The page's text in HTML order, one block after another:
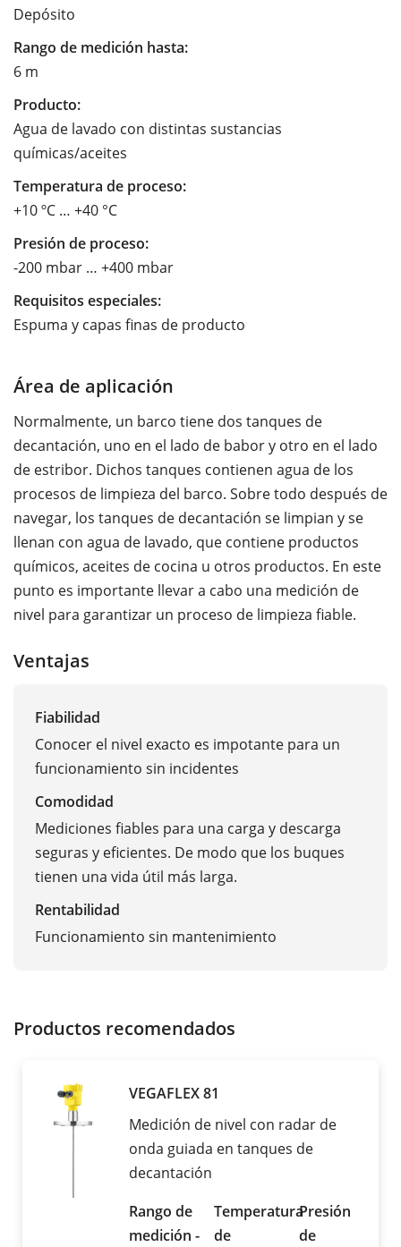
Depósito
Rango de medición hasta:
6 m
Producto:
Agua de lavado con distintas sustancias
químicas/aceites
Temperatura de proceso:
+10 ºC … +40 °C
Presión de proceso:
-200 mbar … +400 mbar
Requisitos especiales:
Espuma y capas finas de producto
Área de aplicación
Normalmente, un barco tiene dos tanques de
decantación, uno en el lado de babor y otro en el lado
de estribor. Dichos tanques contienen agua de los
procesos de limpieza del barco. Sobre todo después de
navegar, los tanques de decantación se limpian y se
llenan con agua de lavado, que contiene productos
químicos, aceites de cocina u otros productos. En este
punto es importante llevar a cabo una medición de
nivel para garantizar un proceso de limpieza fiable.
Ventajas
Fiabilidad
Conocer el nivel exacto es impotante para un
funcionamiento sin incidentes
Comodidad
Mediciones fiables para una carga y descarga
seguras y eficientes. De modo que los buques
tienen una vida útil más larga.
Rentabilidad
Funcionamiento sin mantenimiento
Productos recomendados
VEGAFLEX 81
Medición de nivel con radar de
onda guiada en tanques de
decantación
Rango de
medición -
Temperatura
de
Presión
de